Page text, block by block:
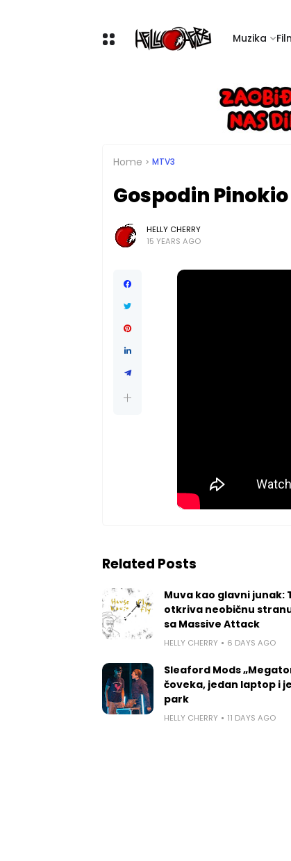
Muzika
Home MTV3
Gospodin
HELLY CHERRY
15 YEARS AGO
Related Posts
Muva kao glavni junak:
otkriva neobičnu
sa Massive Attack
HELLY CHERRY 6 DAYS AGO
Sleaford Mods
čoveka, jedan laptop i
park
HELLY CHERRY 11 DAYS AGO